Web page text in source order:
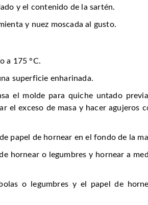
y el contenido de la sartén.
y nuez moscada al gusto.
a 175 °C.
superficie enharinada.
el molde para quiche untado
el exceso de masa y hacer agujeros
papel de hornear en el fondo de la
hornear o legumbres y hornear a
o legumbres y el papel de